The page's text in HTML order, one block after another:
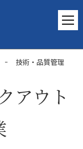
技術・品質管理
アウト